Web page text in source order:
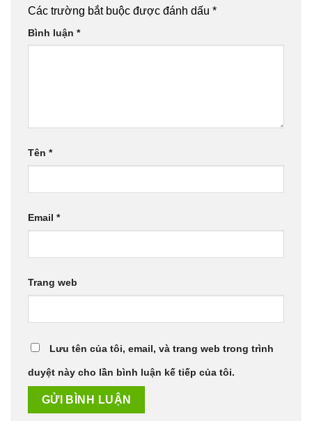
Các trường bắt buộc được đánh dấu *
Bình luận *
Tên *
Email *
Trang web
Lưu tên của tôi, email, và trang web trong trình
duyệt này cho lần bình luận kế tiếp của tôi.